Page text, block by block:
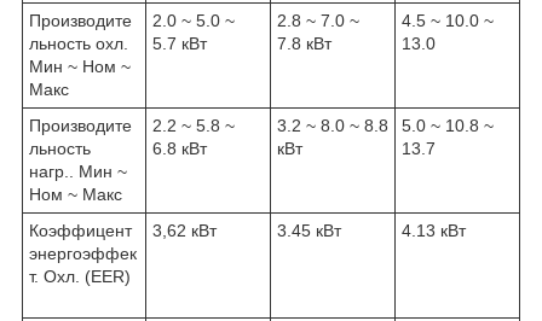
Производите
льность охл.
Мин ~ Ном ~
Макс
2.0 ~ 5.0 ~
5.7 кВт
2.8 ~ 7.0 ~
7.8 кВт
4.5 ~ 10.0 ~
13.0
Производите
льность
нагр.. Мин ~
Ном ~ Макс
2.2 ~ 5.8 ~
6.8 кВт
3.2 ~ 8.0 ~ 8.8
кВт
5.0 ~ 10.8 ~
13.7
Коэффицент
энергоэффек
т. Охл. (EER)
3,62 кВт 3.45 кВт 4.13 кВт